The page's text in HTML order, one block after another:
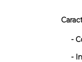
-
-